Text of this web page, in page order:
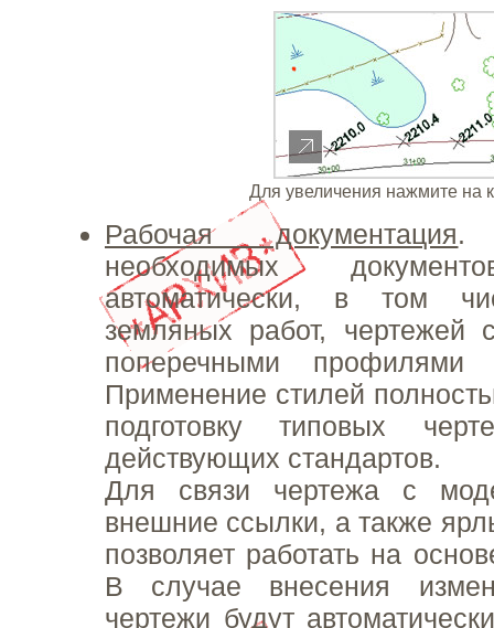
Для увеличения нажмите на
Рабочая документация.
необходимых
автоматически, в том
земляных работ, чертежей
поперечными профилями
Применение стилей
подготовку типовых
действующих стандартов.
Для связи чертежа с
внешние ссылки, а также
позволяет работать на
В случае внесения
чертежи будут